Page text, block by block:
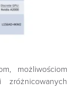
możliwościom